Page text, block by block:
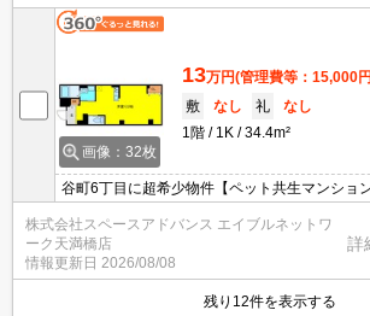
画像：32枚
13万円(管理費等：15,000
敷
なし 礼
なし
1階
1K 34.4m²
谷町6丁目に超希少物件【ペット共生マンショ
貸マンション。インターネット無料。宅配ボッ
わせはエイブルネットワーク天満橋店へ☆彡
９０ー２２２８☆彡
株式会社スペースアドバンス エイブルネットワ
ーク天満橋店
情報更新日 2026/08/08
詳
残り12件を表示する